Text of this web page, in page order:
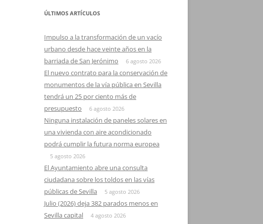
ÚLTIMOS ARTÍCULOS
Impulso a la transformación de un vacío
urbano desde hace veinte años en la
barriada de San Jerónimo
6 agosto 2026
El nuevo contrato para la conservación de
monumentos de la vía pública en Sevilla
tendrá un 25 por ciento más de
presupuesto
6 agosto 2026
Ninguna instalación de paneles solares en
una vivienda con aire acondicionado
podrá cumplir la futura norma europea
5 agosto 2026
El Ayuntamiento abre una consulta
ciudadana sobre los toldos en las vías
públicas de Sevilla
5 agosto 2026
Julio (2026) deja 382 parados menos en
Sevilla capital
4 agosto 2026